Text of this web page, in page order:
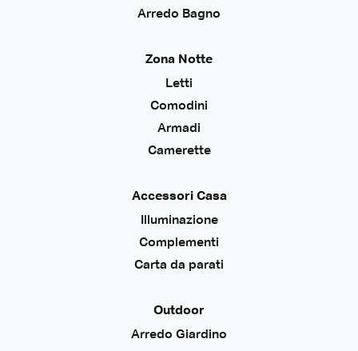
Arredo Bagno
Zona Notte
Letti
Comodini
Armadi
Camerette
Accessori Casa
Illuminazione
Complementi
Carta da parati
Outdoor
Arredo Giardino